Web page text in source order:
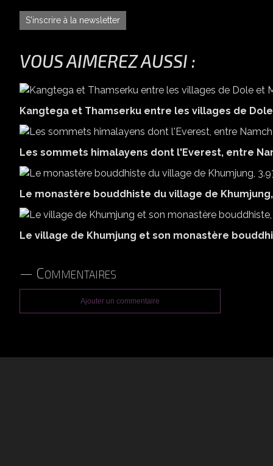
S'inscrire à la newsletter
VOUS AIMEREZ AUSSI :
Kangtega et Thamserku entre les villages de
Les sommets himalayens dont l'Everest, entre
Le monastère bouddhiste du village de Khumjung,
Le village de Khumjung et son monastère
Commentaires
Ajouter un commentaire